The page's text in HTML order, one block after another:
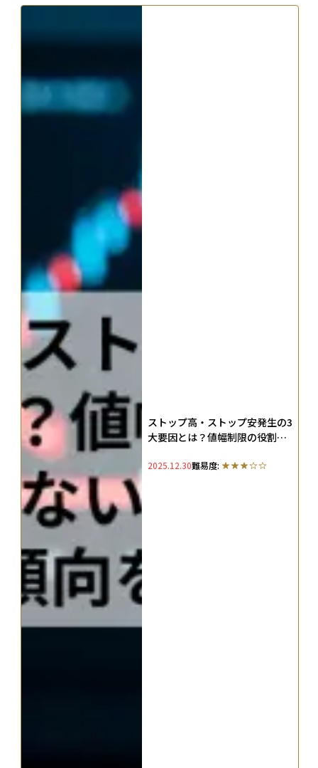
ストップ高・ストップ安発生の3
大要因とは？値幅制限の役割・
の傾向を徹底解説
2025.12.30難易度: